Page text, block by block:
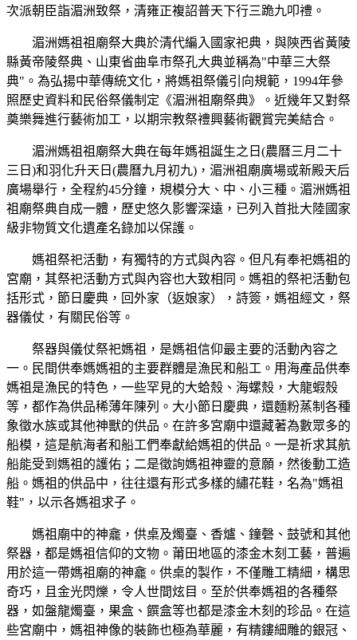
次派朝臣詣湄洲致祭，清雍正複詔普天下行三跪九叩禮。
湄洲媽祖祖廟祭大典於清代編入國家祀典，與陝西省黃陵
縣黃帝陵祭典、山東省曲阜市祭孔大典並稱為"中華三大祭
典"。為弘揚中華傳統文化，將媽祖祭儀引向規範，1994年參
照歷史資料和民俗祭儀制定《湄洲祖廟祭典》。近幾年又對祭
奠樂舞進行藝術加工，以期宗教祭禮興藝術觀賞完美結合。
湄洲媽祖祖廟祭大典在每年媽祖誕生之日(農曆三月二十
三日)和羽化升天日(農曆九月初九)，湄洲祖廟廣場或新殿天后
廣場舉行，全程約45分鐘，規模分大、中、小三種。湄洲媽祖
祖廟祭典自成一體，歷史悠久影響深遠，已列入首批大陸國家
級非物質文化遺產名錄加以保護。
媽祖祭祀活動，有獨特的方式與內容。但凡有奉祀媽祖的
宮廟，其祭祀活動方式與內容也大致相同。媽祖的祭祀活動包
括形式，節日慶典，回外家（返娘家），詩簽，媽祖經文，祭
器儀仗，有關民俗等。
祭器與儀仗祭祀媽祖，是媽祖信仰最主要的活動內容之
一。民間供奉媽媽祖的主要群體是漁民和船工。用海產品供奉
媽祖是漁民的特色，一些罕見的大蛤殼、海螺殼，大龍蝦殼
等，都作為供品稀薄年陳列。大小節日慶典，還麵粉蒸制各種
象徵水族或其他神獸的供品。在許多宮廟中還藏著為數眾多的
船模，這是航海者和船工們奉獻給媽祖的供品。一是祈求其航
船能受到媽祖的護佑；二是徵詢媽祖神靈的意願，然後動工造
船。媽祖的供品中，往往還有形式多樣的繡花鞋，名為"媽祖
鞋"，以示各媽祖求子。
媽祖廟中的神龕，供桌及燭臺、香爐、鐘磬、鼓號和其他
祭器，都是媽祖信仰的文物。莆田地區的漆金木刻工藝，普遍
用於這一帶媽祖廟的神龕。供桌的製作，不僅雕工精細，構思
奇巧，且金光閃爍，令人世間炫目。至於供奉媽祖的各種祭
器，如盤龍燭臺，果盒、饌盒等也都是漆金木刻的珍品。在這
些宮廟中，媽祖神像的裝飾也極為華麗，有精鏤細雕的銀冠、